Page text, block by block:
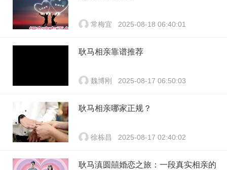
常梅宜 2025-08-18 06:40:01
耿马相亲靠谱推荐
魏博刚 2025-08-17 06:50:03
耿马相亲哪家正规？
徐栋昌 2025-08-17 02:40:02
耿马滇圆囍婚恋之旅：一段真实相亲的